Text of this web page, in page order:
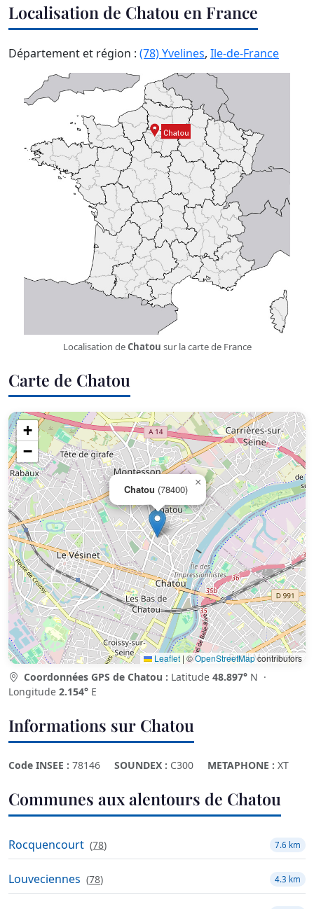
Localisation de Chatou en France
Département et région : (78) Yvelines, Ile-de-France
Localisation deChatou sur la carte de France
Carte de Chatou
Chatou (78400)
×
+
−
Leaflet | ©OpenStreetMapcontributors
Coordonnées GPS de Chatou : Latitude 48.897° N ·
Longitude 2.154° E
Informations sur Chatou
Code INSEE : 78146 SOUNDEX : C300 METAPHONE : XT
Communes aux alentours de Chatou
Rocquencourt (78) 7.6 km
Louveciennes (78) 4.3 km